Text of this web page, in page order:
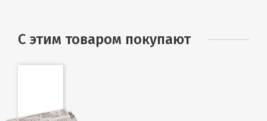
С этим товаром покупают